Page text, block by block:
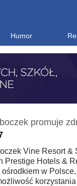
Humor
promuje
Vine Resort &
Prestige Hotels &
w